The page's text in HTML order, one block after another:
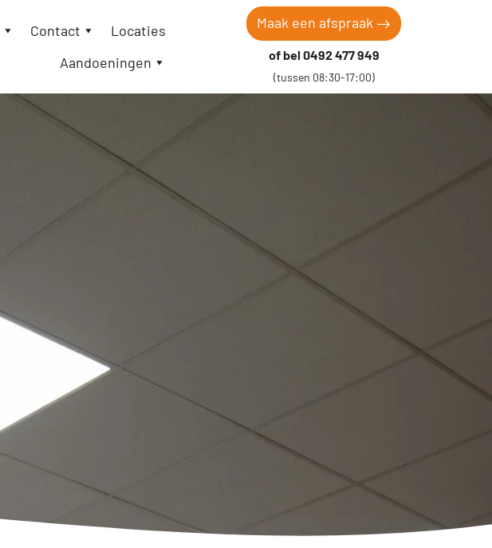
Contact
Locaties
Aandoeningen
Maak een afspraak
of bel 0492 477 949
(tussen 08:30-17:00)